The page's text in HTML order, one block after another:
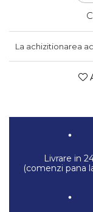
La achizitionarea
Livrare in
(comenzi pana